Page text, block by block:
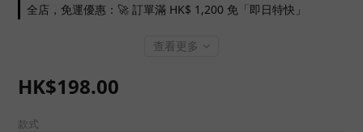
全店，免運優惠：🚀 訂單滿 HK$ 1,200 免「即日特快」
查看更多
HK$198.00
款式